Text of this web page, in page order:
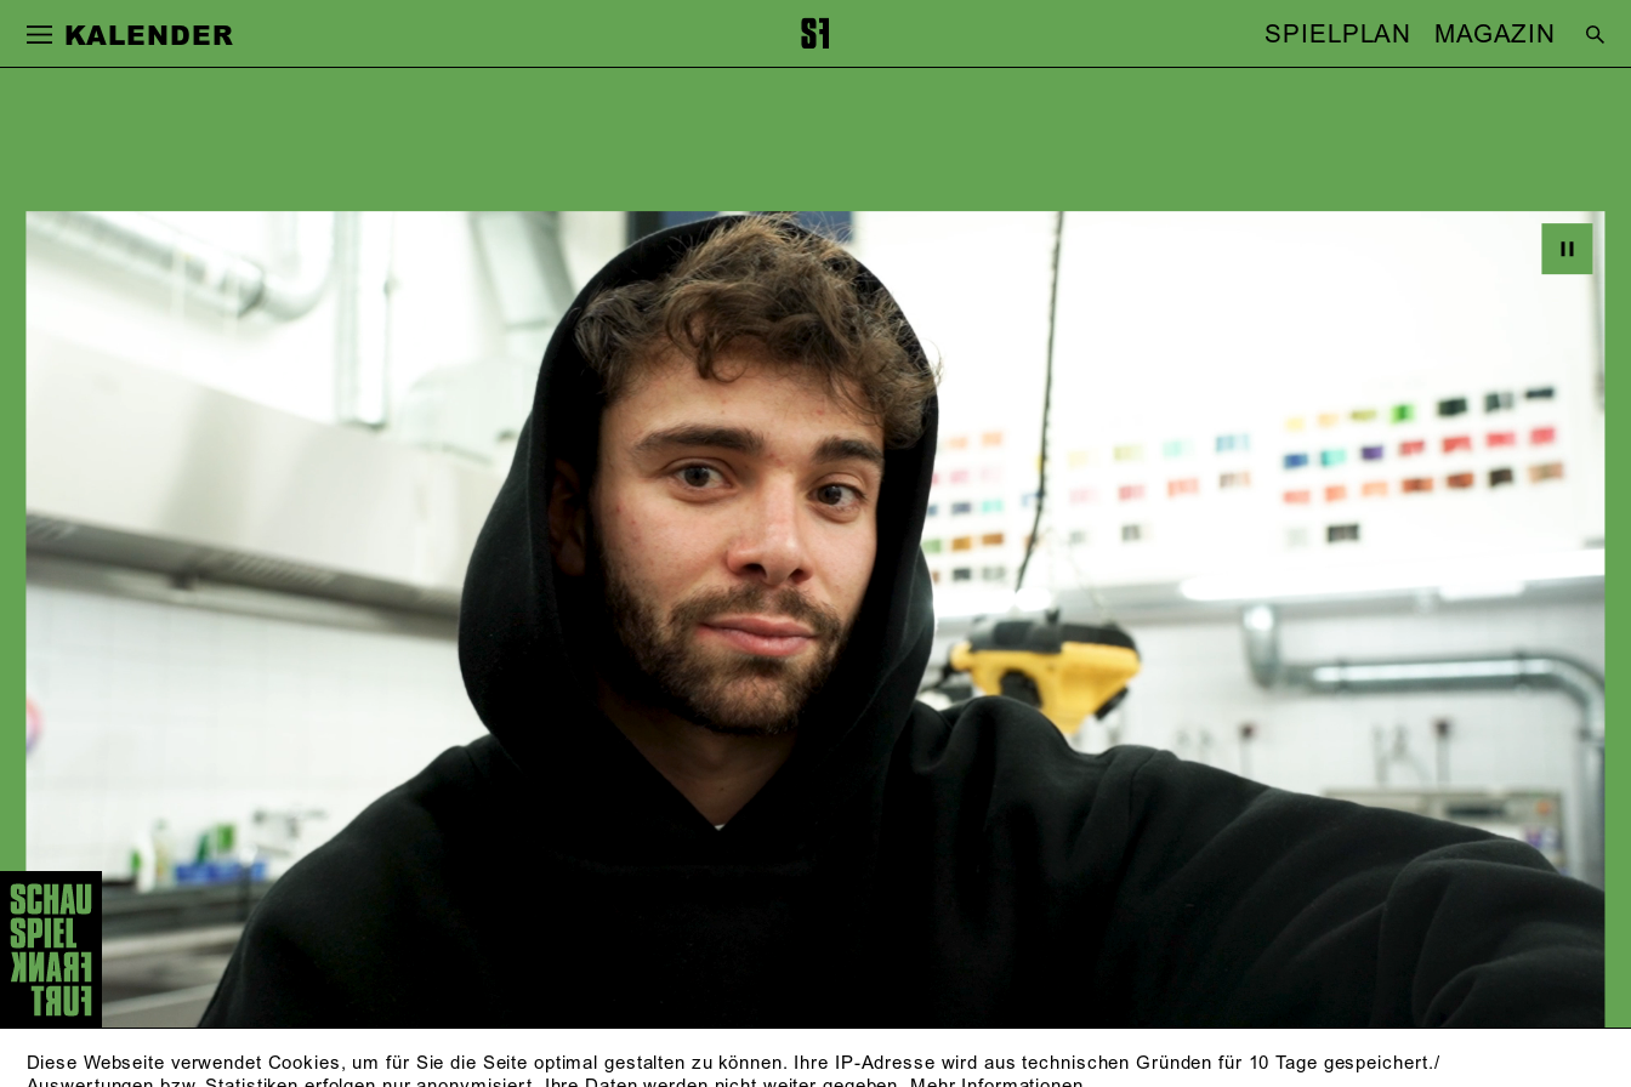
Zur Hauptnavigation springen Zum Footer springen
KALENDER SPIELPLAN MAGAZIN
Diese Webseite verwendet Cookies, um für Sie die Seite optimal gestalten zu können. Ihre IP-Adresse wird aus technischen Gründen für 10 Tage gespeichert./
MEDINA
ist 1996 in Saarbrücken geboren und
aufgewachsen. In jungen Jahren tanzte
und spielte er als Mitglied der Youth
Staatstheaters in verschiedenen
Kunst Frankfurt am Main. 2021 bekam
er den Newcomer-Preis der HfMDK im
Bereich Schauspiel und wurde 2022 als
Stipendiat der Studienstiftung des
deutschen Volkes ausgezeichnet.
Während seines Studiums gastierte er
am Schauspiel Frankfurt, wo er u.a. mit
2024/25 wurde er festes
Ensemblemitglied am Schauspiel
Frankfurt.
AKTUELLE STÜCKE
ANDERE LEUTE
von Dorota Masłowska
aus dem Polnischen von Olaf Kühl
ZUR PRODUKTION